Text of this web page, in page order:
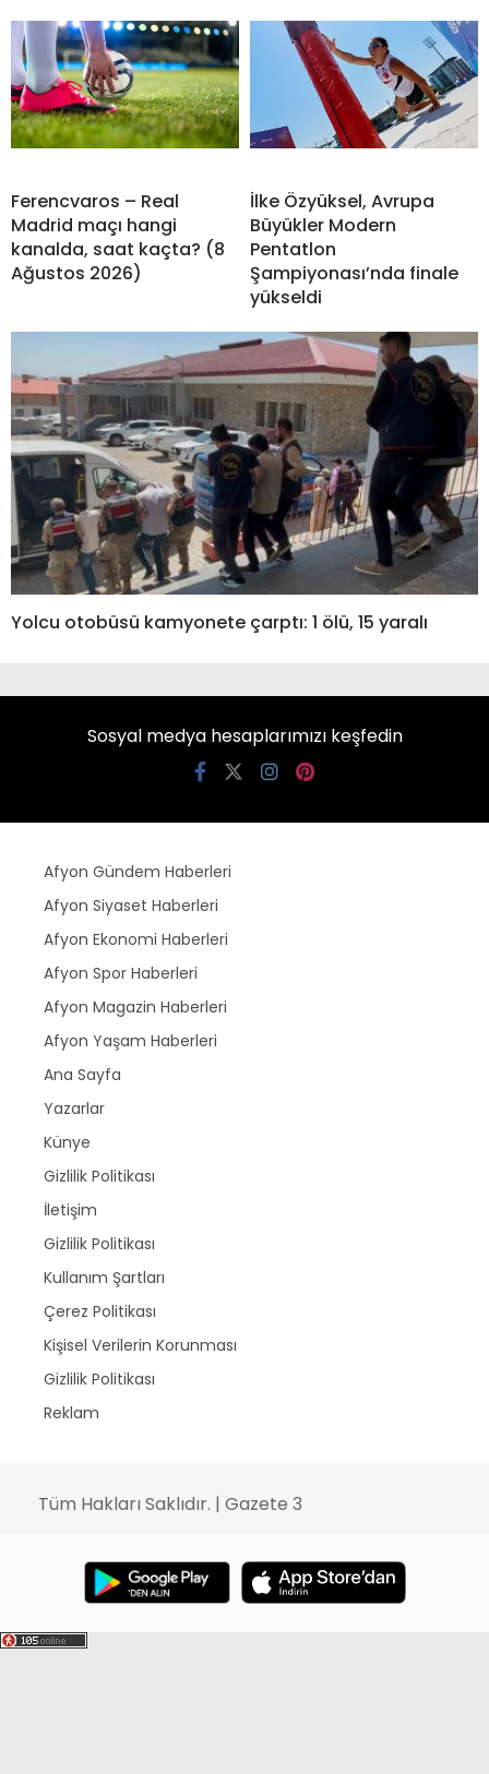
Ferencvaros – Real
Madrid maçı hangi
kanalda, saat kaçta? (8
Ağustos 2026)
İlke Özyüksel, Avrupa
Büyükler Modern
Pentatlon
Şampiyonası’nda finale
yükseldi
Yolcu otobüsü kamyonete çarptı: 1 ölü, 15 yaralı
Sosyal medya hesaplarımızı keşfedin
Afyon Gündem Haberleri
Afyon Siyaset Haberleri
Afyon Ekonomi Haberleri
Afyon Spor Haberleri
Afyon Magazin Haberleri
Afyon Yaşam Haberleri
Ana Sayfa
Yazarlar
Künye
Gizlilik Politikası
İletişim
Gizlilik Politikası
Kullanım Şartları
Çerez Politikası
Kişisel Verilerin Korunması
Gizlilik Politikası
Reklam
Tüm Hakları Saklıdır. | Gazete 3